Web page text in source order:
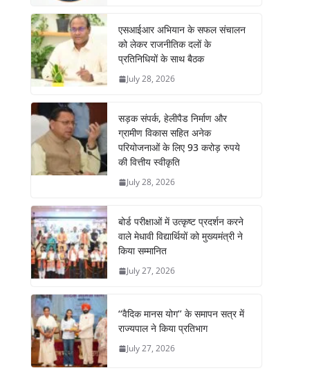
एसआईआर अभियान के सफल संचालन
को लेकर राजनीतिक दलों के
प्रतिनिधियों के साथ बैठक
July 28, 2026
सड़क संपर्क, हेलीपैड निर्माण और
ग्रामीण विकास सहित अनेक
परियोजनाओं के लिए 93 करोड़ रुपये
की वित्तीय स्वीकृति
July 28, 2026
बोर्ड परीक्षाओं में उत्कृष्ट प्रदर्शन करने
वाले मेधावी विद्यार्थियों को मुख्यमंत्री ने
किया सम्मानित
July 27, 2026
‘‘वैदिक मानस योग’’ के समापन सत्र में
राज्यपाल ने किया प्रतिभाग
July 27, 2026